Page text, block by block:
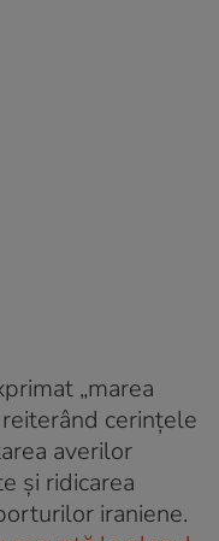
„marea
cerințele
averilor
și ridicarea
iraniene.